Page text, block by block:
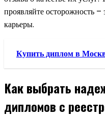
проявляйте осторожность
карьеры.
Купить диплом в
Как выбрать
дипломов с